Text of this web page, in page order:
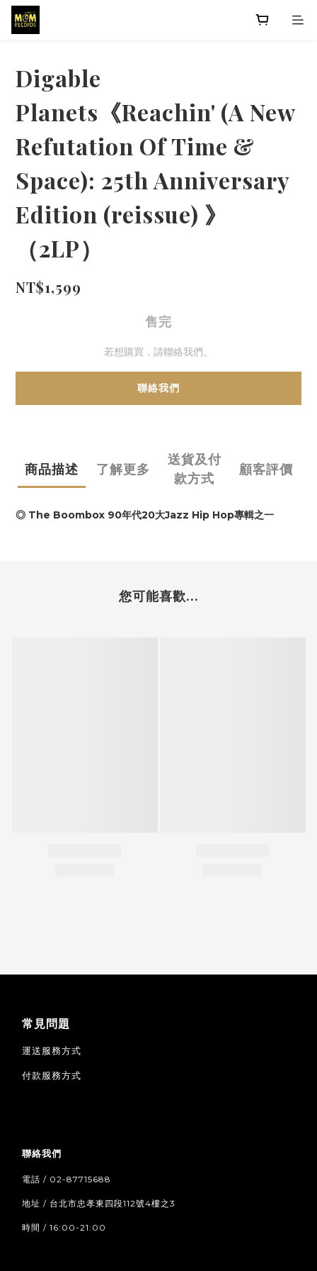
Digable
Planets《Reachin' (A New
Refutation Of Time &
Space): 25th Anniversary
Edition (reissue) 》
（2LP）
NT$1,599
售完
若想購買，請聯絡我們。
聯絡我們
商品描述 了解更多
送貨及付
款方式
顧客評價
◎ The Boombox 90年代20大Jazz Hip Hop專輯之一
您可能喜歡...
常見問題
運送服務方式
付款服務方式
聯絡我們
電話 / 02-87715688
地址 / 台北市忠孝東四段112號4樓之3
時間 / 16:00-21:00